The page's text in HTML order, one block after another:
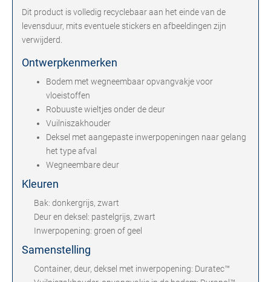
Dit product is volledig recyclebaar aan het einde van de
levensduur, mits eventuele stickers en afbeeldingen zijn
verwijderd.
Ontwerpkenmerken
Bodem met wegneembaar opvangvakje voor
vloeistoffen
Robuuste wieltjes onder de deur
Vuilniszakhouder
Deksel met aangepaste inwerpopeningen naar gelang
het type afval
Wegneembare deur
Kleuren
Bak: donkergrijs, zwart
Deur en deksel: pastelgrijs, zwart
Inwerpopening: groen of geel
Samenstelling
Container, deur, deksel met inwerpopening: Duratec™